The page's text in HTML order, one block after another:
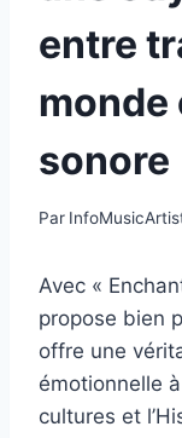
entre
monde
sonore
Par
Avec «
propose bien
offre une
émotionnelle
cultures et